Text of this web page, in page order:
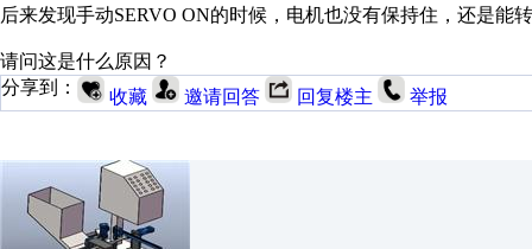
后来发现手动SERVO ON的时候，电机也没有保持住，还是能
请问这是什么原因？
分享到：
收藏 邀请回答 回复楼主 举报